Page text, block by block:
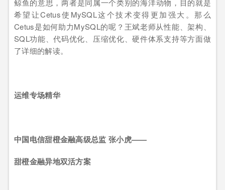
鲸鱼的意思，两者是同属一个类别的海洋动物，目的就是
希望让Cetus使MySQL这个技术变得更加强大。那么
Cetus是如何助力MySQL的呢？王斌老师从性能、架构、
SQL功能、代码优化、压缩优化、硬件体系支持等方面做
了详细的解读。
运维专场精华
中国电信甜橙金融高级总监 张小虎——
甜橙金融异地双活方案